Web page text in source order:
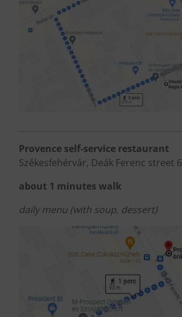
Provence self-service restaurant
Székesfehérvár, Deák Ferenc street 6
about 1 minutes walk
daily menu (with soup, dessert)